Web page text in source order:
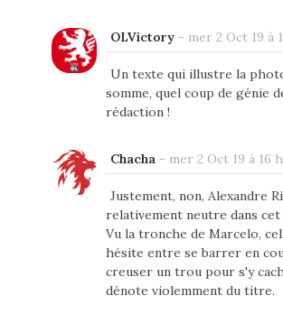
OLVictory- mer 2 Oct 19 à
Un texte qui illustre la
somme, quel coup de génie
rédaction !
Chacha- mer 2 Oct 19 à 16
Justement, non, Alexandre
relativement neutre dans
Vu la tronche de Marcelo,
hésite entre se barrer en
creuser un trou pour s'y
dénote violemment du titre.